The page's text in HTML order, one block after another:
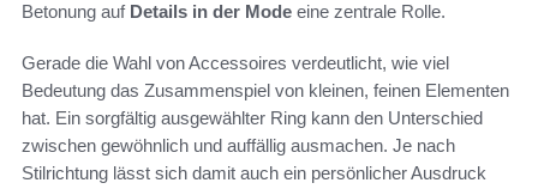
Betonung auf Details in der Mode eine zentrale Rolle.
Gerade die Wahl von Accessoires verdeutlicht, wie viel
Bedeutung das Zusammenspiel von kleinen, feinen Elementen
hat. Ein sorgfältig ausgewählter Ring kann den Unterschied
zwischen gewöhnlich und auffällig ausmachen. Je nach
Stilrichtung lässt sich damit auch ein persönlicher Ausdruck